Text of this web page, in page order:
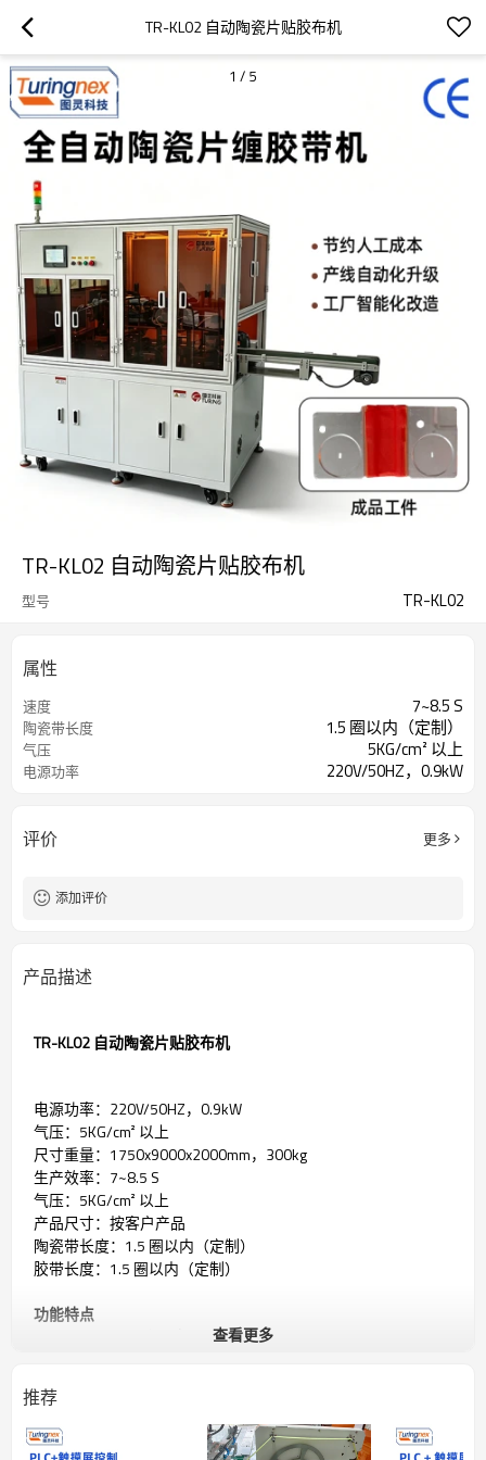
TR-KL02 自动陶瓷片贴胶布机
1 / 5
TR-KL02 自动陶瓷片贴胶布机
型号 TR-KL02
属性
速度 7~8.5 S
陶瓷带长度 1.5 圈以内（定制）
气压 5KG/cm² 以上
电源功率 220V/50HZ，0.9kW
评价 更多
添加评价
产品描述
TR-KL02 自动陶瓷片贴胶布机
电源功率：220V/50HZ，0.9kW
气压：5KG/cm² 以上
尺寸重量：1750x9000x2000mm，300kg
生产效率：7~8.5 S
气压：5KG/cm² 以上
产品尺寸：按客户产品
陶瓷带长度：1.5 圈以内（定制）
胶带长度：1.5 圈以内（定制）
功能特点
4. 人机界面，PLC 控制系统
查看更多
推荐